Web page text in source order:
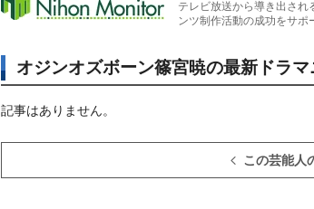
テレビ放送から導き出され
ンツ制作活動の成功をサポ
オジンオズボーン篠宮暁の最新ドラマ
記事はありません。
この芸能人